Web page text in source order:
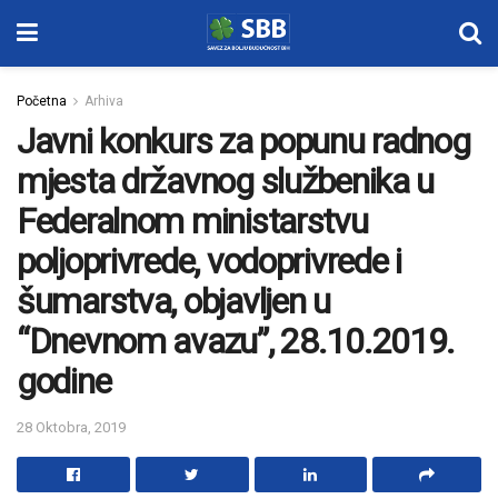
Početna Arhiva
Javni konkurs za popunu radnog
mjesta državnog službenika u
Federalnom ministarstvu
poljoprivrede, vodoprivrede i
šumarstva, objavljen u
“Dnevnom avazu”, 28.10.2019.
godine
28 Oktobra, 2019